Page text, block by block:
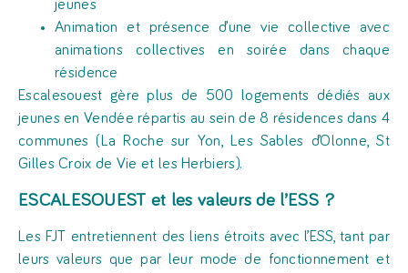
jeunes
Animation et présence d’une vie collective avec
animations collectives en soirée dans chaque
résidence
Escalesouest gère plus de 500 logements dédiés aux
jeunes en Vendée répartis au sein de 8 résidences dans 4
communes (La Roche sur Yon, Les Sables d’Olonne, St
Gilles Croix de Vie et les Herbiers).
ESCALESOUEST et les valeurs de l’ESS ?
Les FJT entretiennent des liens étroits avec l’ESS, tant par
leurs valeurs que par leur mode de fonctionnement et